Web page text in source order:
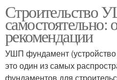
Строительство
рекомендации
УШП фундамент
это один из самых